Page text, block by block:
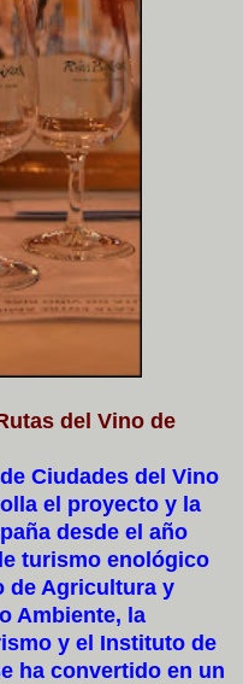
del Vino de
Ciudades del Vino
el proyecto y la
desde el año
turismo enológico
de Agricultura y
Ambiente, la
y el Instituto de
ha convertido en un